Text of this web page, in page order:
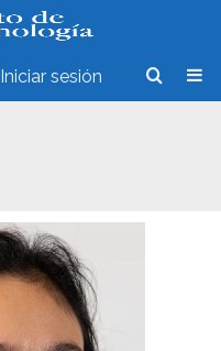
Iniciar sesión